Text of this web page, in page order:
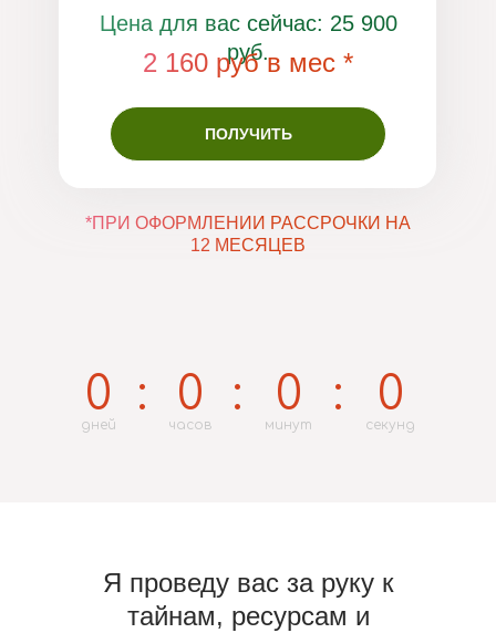
Цена для вас сейчас: 25 900
руб.
ПОЛУЧИТЬ
2 160 руб в мес *
*ПРИ ОФОРМЛЕНИИ РАССРОЧКИ НА
12 МЕСЯЦЕВ
0
дней
: 0
часов
: 0
минут
: 0
секунд
Я проведу вас за руку к
тайнам, ресурсам и